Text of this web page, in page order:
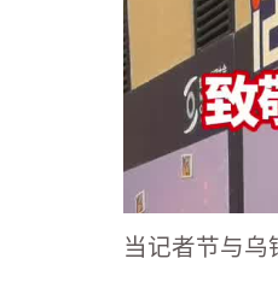
当记者节与乌